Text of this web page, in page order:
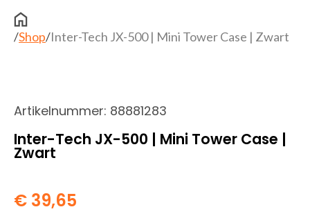
/Shop/Inter-Tech JX-500 | Mini Tower Case | Zwart
Artikelnummer: 88881283
Inter-Tech JX-500 | Mini Tower Case |
Zwart
€ 39,65